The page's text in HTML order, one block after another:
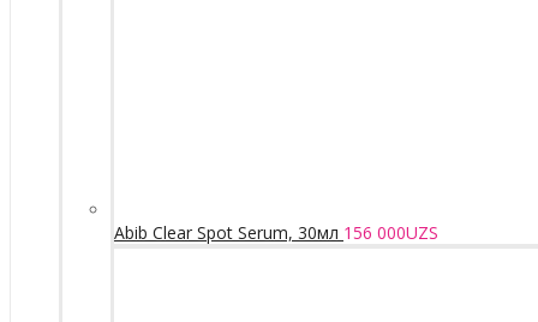
Abib Clear Spot Serum, 30мл 156 000UZS